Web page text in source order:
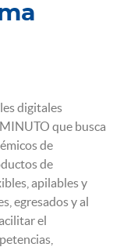
digitales
que busca
de
de
apilables y
egresados y al
el